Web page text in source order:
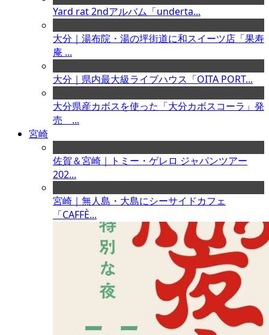
Yard rat 2ndアルバム「underta...
大分｜湯布院・湯の坪街道に和スイーツ店「果寿
庵 ...
大分｜県内最大級ライブハウス「OITA PORT...
大分県産カボスを使った「大分カボスコーラ」発
売 ...
宮崎
佐賀＆宮崎｜トミー・ゲレロ ジャパンツアー
202...
宮崎｜無人島・大島にシーサイドカフェ
「CAFFÈ...